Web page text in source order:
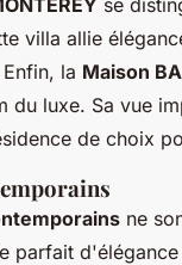
villa allie
la Maison
du luxe. Sa vue
de choix
ne
parfait